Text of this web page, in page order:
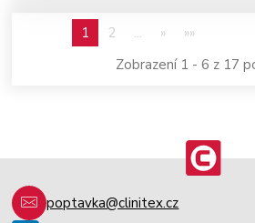
Zobrazení 1 - 6 z 17
1 2 ... » »»
poptavka@clinitex.cz